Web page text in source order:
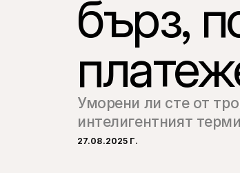
бърз,
Уморени ли сте от
27.08.2025 Г.